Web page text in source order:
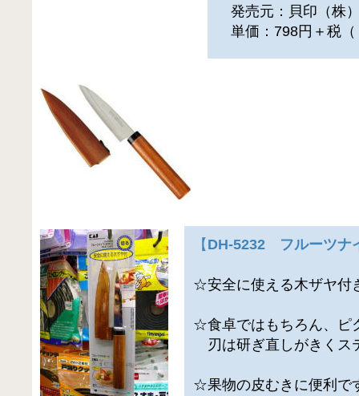
発売元：貝印（株
単価：798円＋税（
【 DH-5232 フルーツナ
☆安全に使える木ザヤ付
☆食卓ではもちろん、ピ
刃は研ぎ直しがきくス
☆果物の皮むきに便利で